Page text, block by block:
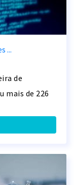
...
de
mais de 226